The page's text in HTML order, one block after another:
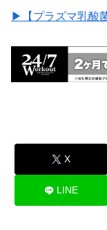
▶︎【プラズマ乳酸
X
LINE